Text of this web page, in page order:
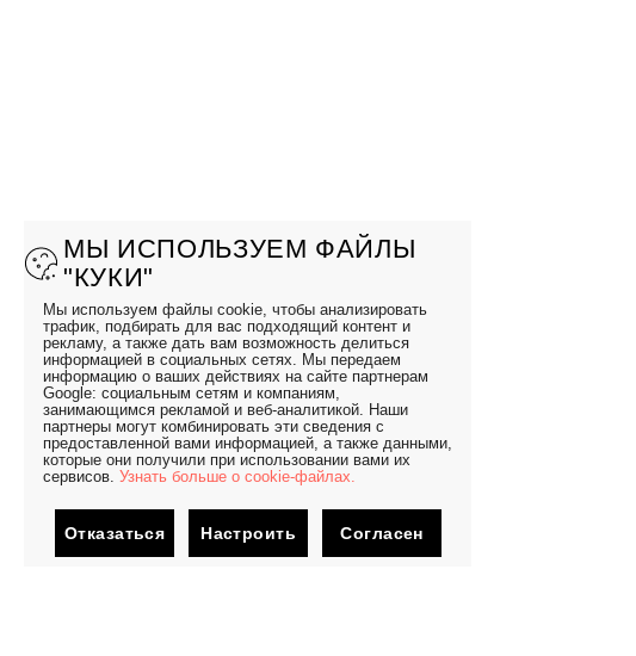
МЫ ИСПОЛЬЗУЕМ ФАЙЛЫ
"КУКИ"
Мы используем файлы cookie, чтобы анализировать
трафик, подбирать для вас подходящий контент и
рекламу, а также дать вам возможность делиться
информацией в социальных сетях. Мы передаем
информацию о ваших действиях на сайте партнерам
Google: социальным сетям и компаниям,
занимающимся рекламой и веб-аналитикой. Наши
партнеры могут комбинировать эти сведения с
предоставленной вами информацией, а также данными,
которые они получили при использовании вами их
сервисов. Узнать больше о cookie-файлах.
Отказаться Настроить Согласен